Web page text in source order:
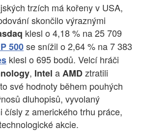
trzích má kořeny v USA,
skončilo výraznými
klesl o 4,18 % na 25 709
500se snížil o 2,64 % na 7 383
klesl o 695 bodů. Velcí hráči
, Intel aAMDztratili
své hodnoty během pouhých
dluhopisů, vyvolaný
čísly z amerického trhu práce,
akcie.